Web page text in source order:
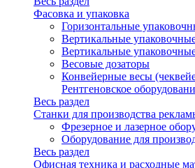
Фасовка и упаковка
Горизонтальные
Вертикальные
Вертикальные
Весовые дозаторы
Конвейерные весы
Рентгеновское
Весь раздел
Станки для производства
Фрезерное и лазерное
Оборудование для
Весь раздел
Офисная техника и расходные